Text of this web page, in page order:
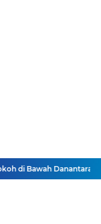
di Bawah Danantara,